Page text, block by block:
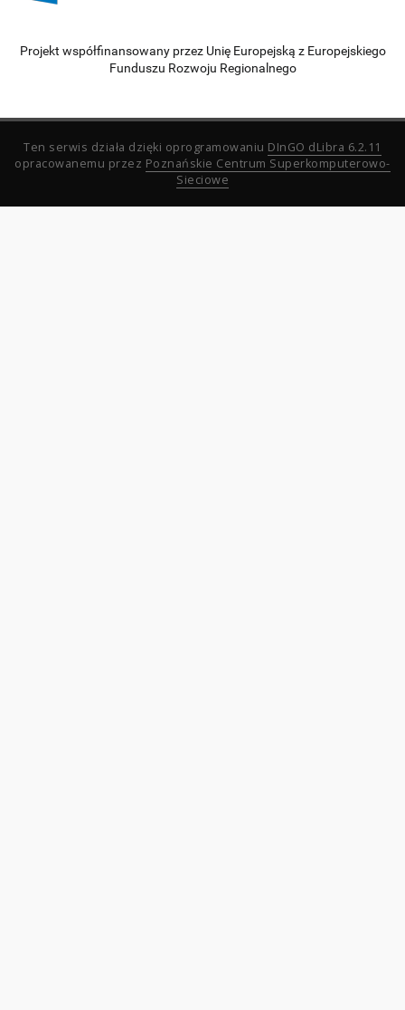
Projekt współfinansowany przez Unię Europejską z Europejskiego
Funduszu Rozwoju Regionalnego
Ten serwis działa dzięki oprogramowaniu DInGO dLibra 6.2.11
opracowanemu przez Poznańskie Centrum Superkomputerowo-
Sieciowe